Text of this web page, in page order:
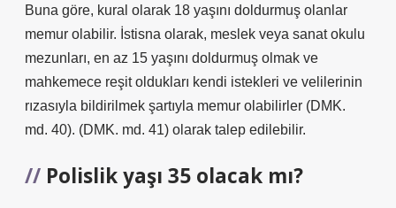
Buna göre, kural olarak 18 yaşını doldurmuş olanlar
memur olabilir. İstisna olarak, meslek veya sanat okulu
mezunları, en az 15 yaşını doldurmuş olmak ve
mahkemece reşit oldukları kendi istekleri ve velilerinin
rızasıyla bildirilmek şartıyla memur olabilirler (DMK.
md. 40). (DMK. md. 41) olarak talep edilebilir.
Polislik yaşı 35 olacak mı?